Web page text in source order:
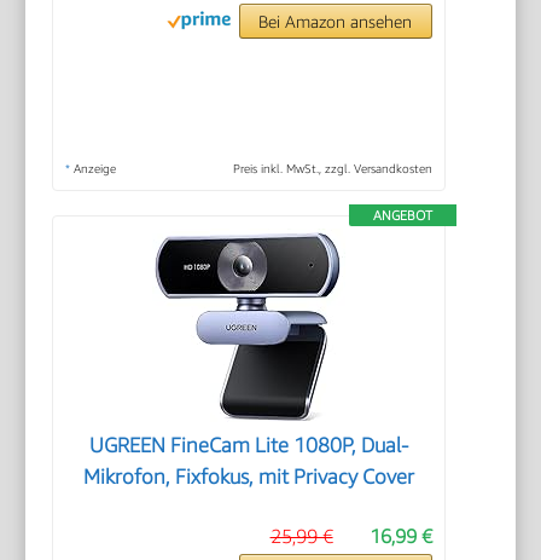
Bei Amazon ansehen
* Anzeige Preis inkl. MwSt., zzgl. Versandkosten
ANGEBOT
UGREEN FineCam Lite 1080P, Dual-
Mikrofon, Fixfokus, mit Privacy Cover
16,99 €
25,99 €